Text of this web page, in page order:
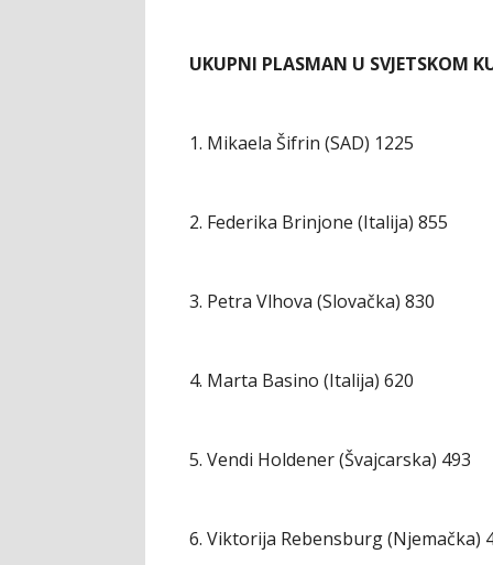
UKUPNI PLASMAN U SVJETSKOM
1. Mikaela Šifrin (SAD) 1225
2. Federika Brinjone (Italija) 855
3. Petra Vlhova (Slovačka) 830
4. Marta Basino (Italija) 620
5. Vendi Holdener (Švajcarska) 493
6. Viktorija Rebensburg (Njemačka)